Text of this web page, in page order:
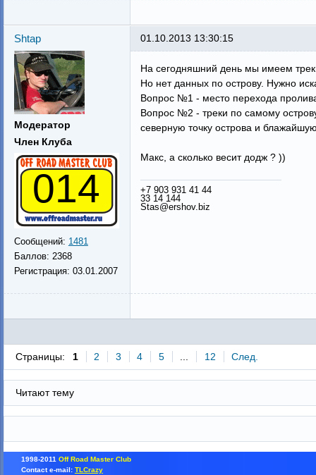
Shtap
Модератор
Член Клуба
014
Сообщений: 1481
Баллов: 2368
Регистрация: 03.01.2007
01.10.2013 13:30:15
На сегодняшний день мы имеем
Но нет данных по острову. Нужно
Вопрос №1 - место перехода
Вопрос №2 - треки по самому
северную точку острова и
Макс, а сколько весит додж ? ))
+7 903 931 41 44
33 14 144
Stas@ershov.biz
Страницы: 1 2 3 4 5 12 След.
Читают тему
1998-2011 Off Road Master Club
Contact e-mail: TLCrazy